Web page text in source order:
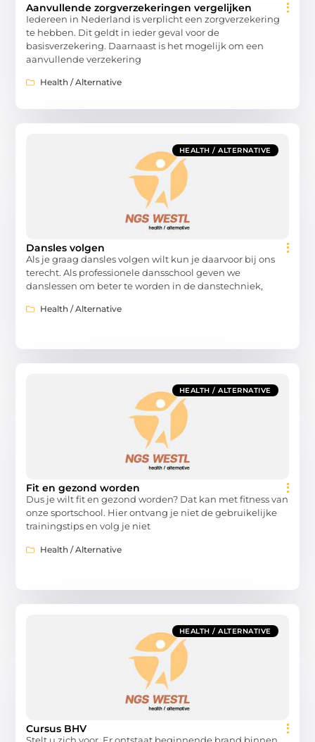
Aanvullende zorgverzekeringen vergelijken
Iedereen in Nederland is verplicht een zorgverzekering
te hebben. Dit geldt in ieder geval voor de
basisverzekering. Daarnaast is het mogelijk om een
aanvullende verzekering
Health / Alternative
HEALTH / ALTERNATIVE
Dansles volgen
Als je graag dansles volgen wilt kun je daarvoor bij ons
terecht. Als professionele dansschool geven we
danslessen om beter te worden in de danstechniek,
Health / Alternative
HEALTH / ALTERNATIVE
Fit en gezond worden
Dus je wilt fit en gezond worden? Dat kan met fitness van
onze sportschool. Hier ontvang je niet de gebruikelijke
trainingstips en volg je niet
Health / Alternative
HEALTH / ALTERNATIVE
Cursus BHV
Stelt u zich voor. Er ontstaat beginnende brand binnen